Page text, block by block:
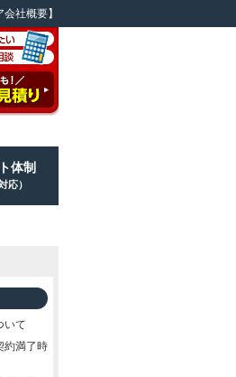
会社概要】
体制
応）
いて
約満了時